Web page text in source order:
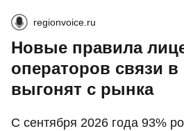
regionvoice.ru
Новые правила
операторов связи
выгонят с рынка
С сентября 2026 года 93%